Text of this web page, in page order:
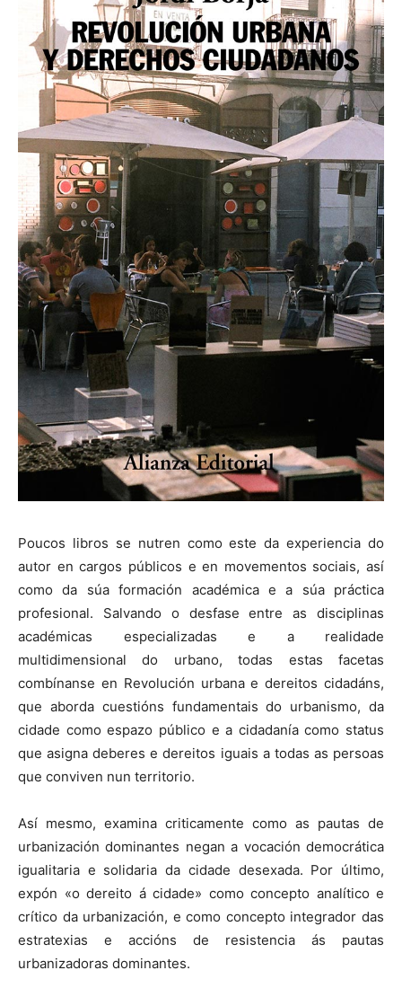
Poucos libros se nutren como este da experiencia do
autor en cargos públicos e en movementos sociais, así
como da súa formación académica e a súa práctica
profesional. Salvando o desfase entre as disciplinas
académicas especializadas e a realidade
multidimensional do urbano, todas estas facetas
combínanse en Revolución urbana e dereitos cidadáns,
que aborda cuestións fundamentais do urbanismo, da
cidade como espazo público e a cidadanía como status
que asigna deberes e dereitos iguais a todas as persoas
que conviven nun territorio.
Así mesmo, examina criticamente como as pautas de
urbanización dominantes negan a vocación democrática
igualitaria e solidaria da cidade desexada. Por último,
expón «o dereito á cidade» como concepto analítico e
crítico da urbanización, e como concepto integrador das
estratexias e accións de resistencia ás pautas
urbanizadoras dominantes.